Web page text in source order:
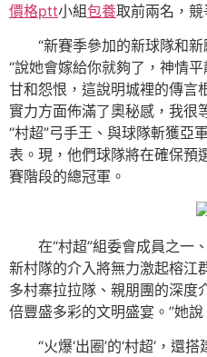
價格ptt小組包養取前兩名，競
“新賽季參加的新球隊和
“說她會嫁給你就夠了，神情
甘和怨恨，這說明城裡的傳言
實力方面佈滿了奧秘感，我很
“村超”弓手王、與球隊斬獲亞
表。現，他們球隊將在確保預
賽階段的總冠軍。
在“村超”組委會成員之一
新村隊的介入將無力激起榕江
多村寨拉拉隊、親朋團的深度
倍豐盛多彩的文明盛宴。”她說
“火爆‘出圈’的‘村超’，還